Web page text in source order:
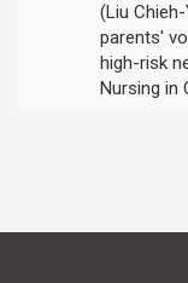
(Liu
parents'
high-risk
Nursing in